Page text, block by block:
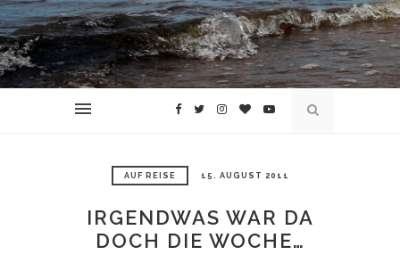
AUF REISE 15. AUGUST 2011
IRGENDWAS WAR DA
DOCH DIE WOCHE…